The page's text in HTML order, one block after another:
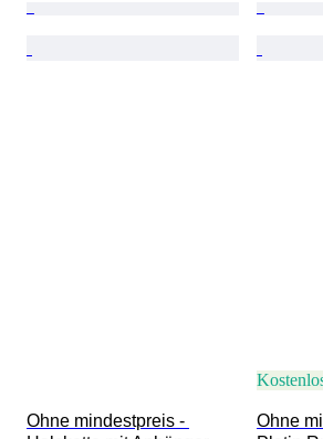
Ohne mindestpreis -
Ohne